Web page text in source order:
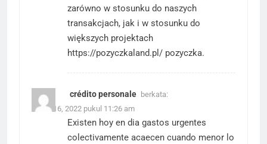
zarówno w stosunku do naszych
transakcjach, jak i w stosunku do
większych projektach
https://pozyczkaland.pl/ pozyczka.
crédito personale berkata:
Maret 16, 2022 pukul 11:26 am
Existen hoy en dia gastos urgentes
colectivamente acaecen cuando menor lo